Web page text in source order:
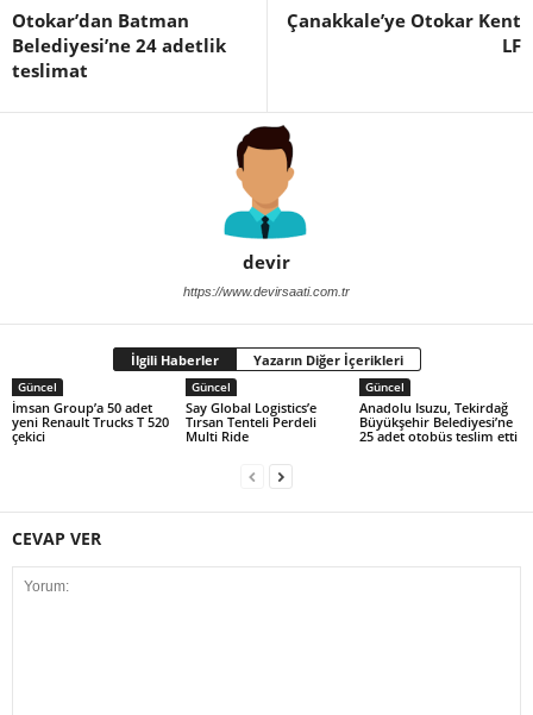
Otokar’dan Batman
Belediyesi’ne 24 adetlik
teslimat
Çanakkale’ye Otokar Kent
LF
devir
https://www.devirsaati.com.tr
İlgili Haberler Yazarın Diğer İçerikleri
Güncel
İmsan Group’a 50 adet
yeni Renault Trucks T 520
çekici
Güncel
Say Global Logistics’e
Tırsan Tenteli Perdeli
Multi Ride
Güncel
Anadolu Isuzu, Tekirdağ
Büyükşehir Belediyesi’ne
25 adet otobüs teslim etti
CEVAP VER